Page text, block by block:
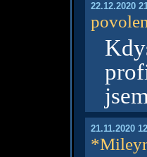
22.12.2020
21.11.2020